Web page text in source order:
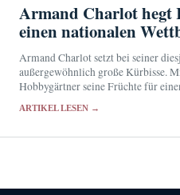
Armand Charlot hegt
einen nationalen
Armand Charlot setzt bei seiner
außergewöhnlich große Kürbisse.
Hobbygärtner seine Früchte für
ARTIKEL LESEN →